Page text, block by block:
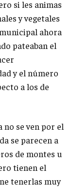
si les animas
y vegetales
ahora
pateaban el
y el número
a los de
no se ven por el
se parecen a
de montes u
tienen el
tenerlas muy